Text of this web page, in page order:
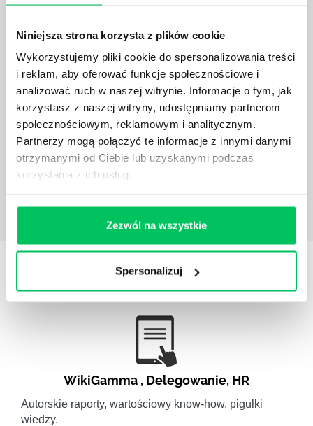
Niniejsza strona korzysta z plików cookie
Wykorzystujemy pliki cookie do spersonalizowania treści
i reklam, aby oferować funkcje społecznościowe i
analizować ruch w naszej witrynie. Informacje o tym, jak
korzystasz z naszej witryny, udostępniamy partnerom
społecznościowym, reklamowym i analitycznym.
Partnerzy mogą połączyć te informacje z innymi danymi
otrzymanymi od Ciebie lub uzyskanymi podczas
korzystania z ich usług.
Zezwól na wszystkie
Spersonalizuj
JAKĄ METODĘ ZARZĄDZANIA POWINIEN ZNAĆ
KAŻDY MENEDŻER?
Istnieje wiele metod zarządzania, które mogą okazać
się niezwykle przydatne. Zarządzanie zasobami
ludzkimi oraz poszczególnymi etapami projektu nie
jest jednak łatwe i warto mieć tego świadomość.
STREFY WIEDZY
WikiGamma , Delegowanie, HR
Autorskie raporty, wartościowy know-how, pigułki
wiedzy.